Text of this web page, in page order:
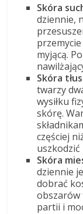
Skóra
dziennie,
myjącą.
Skóra
twarzy
wysiłku
skórę.
częściej
Skóra
dziennie
dobrać
obszarów
partii i